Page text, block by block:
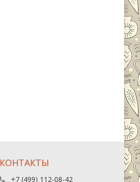
КОНТАКТЫ
+7 (499) 112-08-42